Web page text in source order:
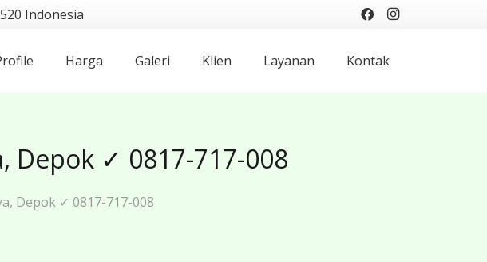
Indonesia
Harga Galeri Klien Layanan Kontak
Depok ✓ 0817-717-008
Depok ✓ 0817-717-008